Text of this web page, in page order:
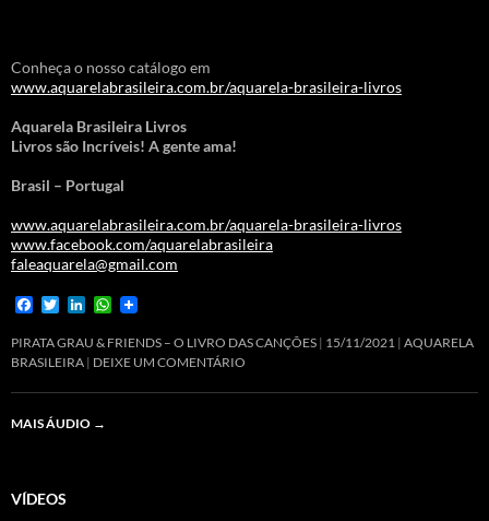
Conheça o nosso catálogo em
www.aquarelabrasileira.com.br/aquarela-brasileira-livros
Aquarela Brasileira Livros
Livros são Incríveis! A gente ama!
Brasil – Portugal
www.aquarelabrasileira.com.br/aquarela-brasileira-livros
www.facebook.com/aquarelabrasileira
faleaquarela@gmail.com
F
c
e
b
o
k
T
i
t
t
e
n
k
e
d
n
W
a
t
s
A
PIRATA GRAU & FRIENDS – O LIVRO DAS CANÇÕES 15/11/2021
AQUARELA
BRASILEIRA DEIXE UM COMENTÁRIO
MAIS ÁUDIO →
VÍDEOS